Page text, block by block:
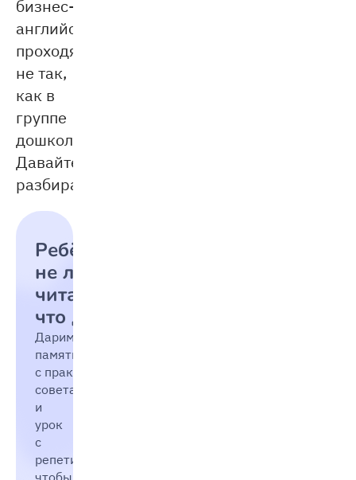
бизнес-
английским
проходят
не так,
как в
группе
дошколят.
Давайте
разбираться!
Ребёнок
не любит
читать:
что делать
Дарим
памятку
с практическими
советами
и
урок
с
репетитором,
чтобы